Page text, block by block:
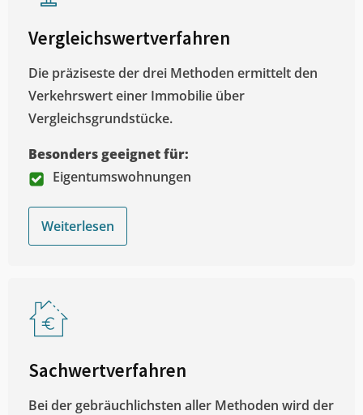
Vergleichswertverfahren
Die präziseste der drei Methoden ermittelt den
Verkehrswert einer Immobilie über
Vergleichsgrundstücke.
Besonders geeignet für:
Eigentumswohnungen
Weiterlesen
Sachwertverfahren
Bei der gebräuchlichsten aller Methoden wird der